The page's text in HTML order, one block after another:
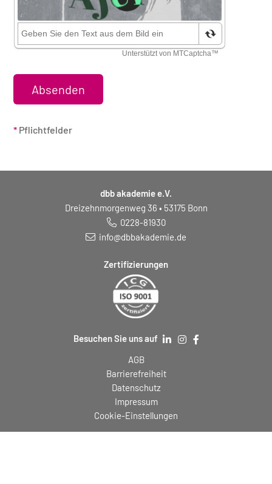
* Pflichtfelder
dbb akademie e.V.
Dreizehnmorgenweg 36 • 53175 Bonn
0228-81930
info@dbbakademie.de
Zertifizierungen
Besuchen Sie uns auf
AGB
Barrierefreiheit
Datenschutz
Impressum
Cookie-Einstellungen